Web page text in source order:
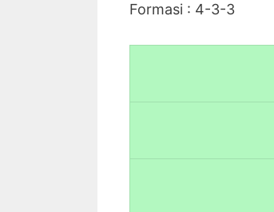
Formasi : 4-3-3